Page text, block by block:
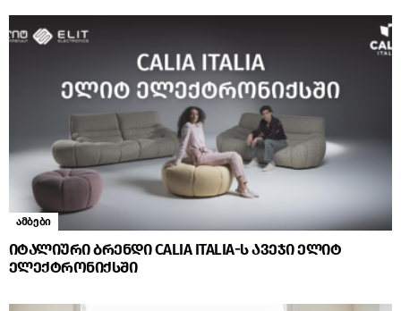
ამბები
იტალიური ბრენდი CALIA ITALIA-ს ავეჯი ელიტ
ელექტრონიქსში